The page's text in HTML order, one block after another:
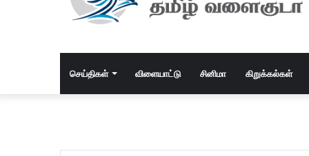
செய்திகள் விளையாட்டு சினிமா கிறுக்கல்கள்